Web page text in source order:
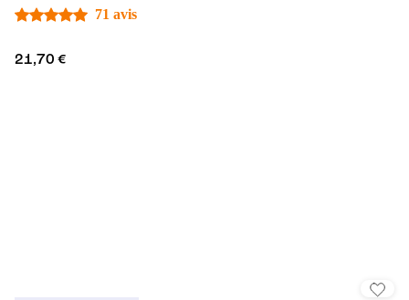
71 avis
21,70 €